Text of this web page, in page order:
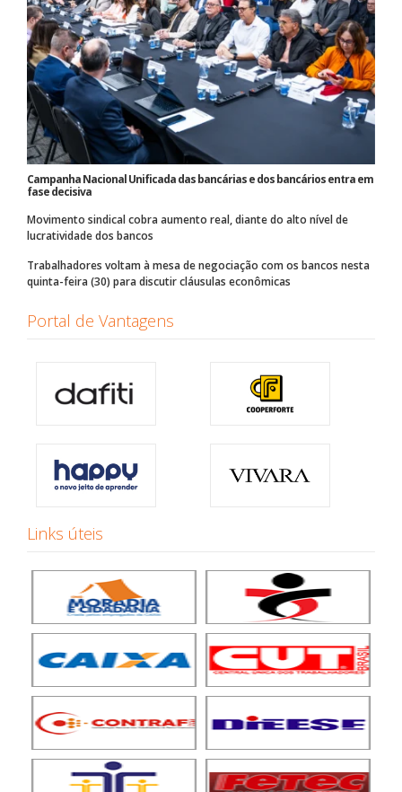
Campanha Nacional Unificada das bancárias e dos bancários entra em
fase decisiva
Movimento sindical cobra aumento real, diante do alto nível de
lucratividade dos bancos
Trabalhadores voltam à mesa de negociação com os bancos nesta
quinta-feira (30) para discutir cláusulas econômicas
Portal de Vantagens
Links úteis